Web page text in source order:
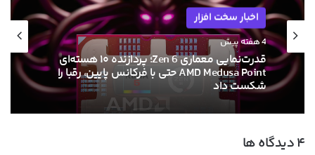
اخبار سخت افزار
4 هفته پیش
قدرت‌نمایی معماری Zen 6؛ پردازنده ۱۰ هسته‌ای
AMD Medusa Point حتی با فرکانس پایین، رقبا را
اخبار سخت افزار
۱۳ خرداد ۱۴۰۵
ام‌اس‌آی با خنک‌کننده حرارتی الماس و فیوزهای
گرافیک انویدیا رفت ‫۴ دیدگاه ها